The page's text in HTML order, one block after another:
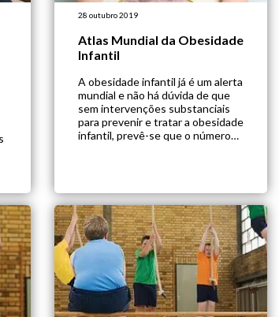
28 outubro 2019
Atlas Mundial da Obesidade
Infantil
A obesidade infantil já é um alerta
mundial e não há dúvida de que
sem intervenções substanciais
para prevenir e tratar a obesidade
infantil, prevê-se que o número
em todo o mundo, para mais de
250 […]